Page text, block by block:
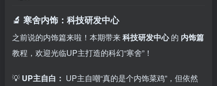
🔬 寒舍内饰：科技研发中心
之前说的内饰篇来啦！本期带来科技研发中心的 内饰篇
教程，欢迎光临UP主打造的科幻“寒舍”！
💡 UP主自白： UP主自嘲“真的是个内饰菜鸡”，但依然